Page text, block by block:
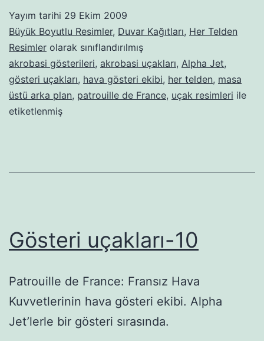
Yayım tarihi 29 Ekim 2009
Büyük Boyutlu Resimler, Duvar Kağıtları, Her Telden
Resimler olarak sınıflandırılmış
akrobasi gösterileri, akrobasi uçakları, Alpha Jet,
gösteri uçakları, hava gösteri ekibi, her telden, masa
üstü arka plan, patrouille de France, uçak resimleri ile
etiketlenmiş
Gösteri uçakları-10
Patrouille de France: Fransız Hava
Kuvvetlerinin hava gösteri ekibi. Alpha
Jet’lerle bir gösteri sırasında.